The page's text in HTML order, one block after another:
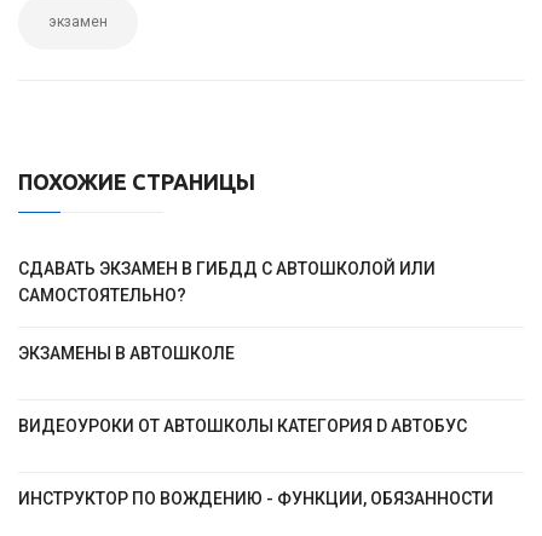
экзамен
ПОХОЖИЕ СТРАНИЦЫ
СДАВАТЬ ЭКЗАМЕН В ГИБДД С АВТОШКОЛОЙ ИЛИ
САМОСТОЯТЕЛЬНО?
ЭКЗАМЕНЫ В АВТОШКОЛЕ
ВИДЕОУРОКИ ОТ АВТОШКОЛЫ КАТЕГОРИЯ D АВТОБУС
ИНСТРУКТОР ПО ВОЖДЕНИЮ - ФУНКЦИИ, ОБЯЗАННОСТИ